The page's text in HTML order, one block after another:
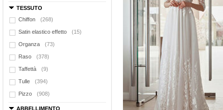
TESSUTO
Chiffon
(268)
Satin elastico effetto (15)
Organza (73)
Raso (378)
Taffettà (9)
Tulle (394)
Pizzo (908)
ABBELLIMENTO